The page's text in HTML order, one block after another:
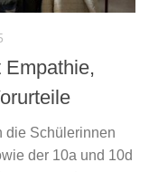
Empathie,
die Schülerinnen
der 10a und 10d